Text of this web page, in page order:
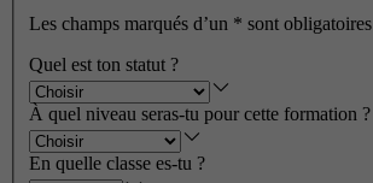
Les champs marqués d’un * sont obligatoires
Quel est ton statut ?
À quel niveau seras-tu pour cette formation ?
En quelle classe es-tu ?